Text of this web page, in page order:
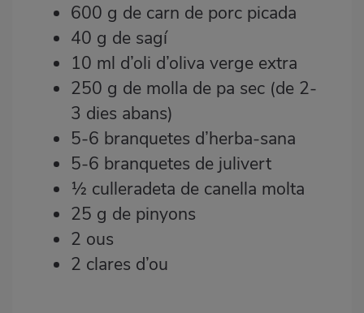
600 g de carn de porc picada
40 g de sagí
10 ml d’oli d’oliva verge extra
250 g de molla de pa sec (de 2-
3 dies abans)
5-6 branquetes d’herba-sana
5-6 branquetes de julivert
½ culleradeta de canella molta
25 g de pinyons
2 ous
2 clares d’ou